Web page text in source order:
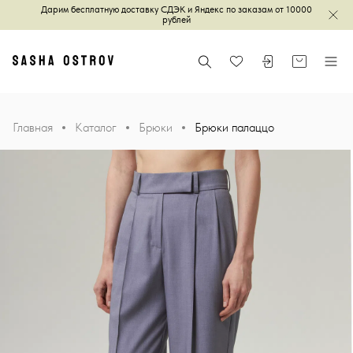
Дарим бесплатную доставку СДЭК и Яндекс по заказам от 10000
рублей
Главная Поиск ИзбранноеВойти илиКорзинаМеню
Главная Каталог Брюки Брюки палаццо